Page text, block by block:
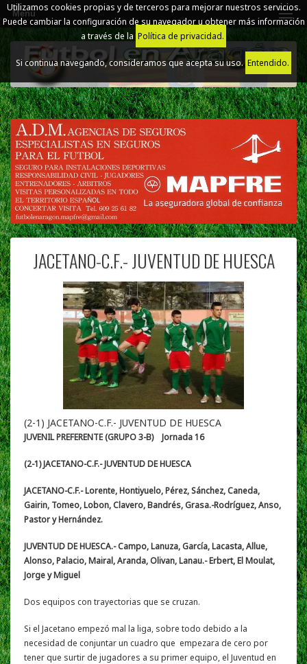
Utilizamos cookies propias y de terceros para mejorar nuestros servicios.
Puede cambiar la configuración de su navegador u obtener más información
a través de la Política de privacidad.
Si continua navegando, consideramos que acepta su uso.Entendido.
Menú
JACETANO-C.F.- JUVENTUD DE HUESCA
(2-1) JACETANO-C.F.- JUVENTUD DE HUESCA
JUVENIL PREFERENTE (GRUPO 3-B) Jornada 16
(2-1)JACETANO-C.F.- JUVENTUD DE HUESCA
JACETANO-C.F.- Lorente, Hontiyuelo, Pérez, Sánchez, Caneda,
Gairin, Tomeo, Lobon, Clavero, Bandrés, Grasa.-Rodríguez, Anso,
Pastor y Hernández.
JUVENTUD DE HUESCA.- Campo, Lanuza, García, Lacasta, Allue,
Alonso, Palacio, Mairal, Aranda, Olivan, Lanau.- Erbert, El Moulat,
Jorge y Miguel
Dos equipos con trayectorias que se cruzan.
Si el Jacetano empezó mal la liga, sobre todo debido a la
necesidad de conjuntar un cuadro que empezara de cero por
tener que surtir de jugadores a su primer equipo, el Juventud en